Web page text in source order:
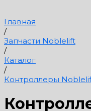
Главная
/
Запчасти Noblelift
/
Каталог
/
Контроллеры